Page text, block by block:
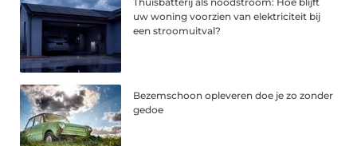
uw woning voorzien van elektriciteit bij
een stroomuitval?
Bezemschoon opleveren doe je zo zonder
gedoe